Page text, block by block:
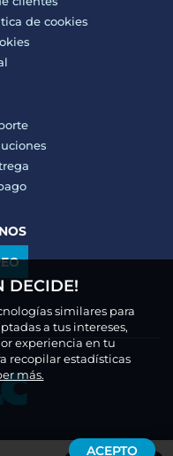
de cookies
DECIDE!
similares para
a tus intereses,
experiencia en tu
recopilar estadísticas
más.
ACEPTO